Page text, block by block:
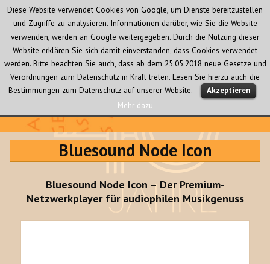
Audio Creativ
MENÜ
UND
Bluesound Node Icon
Bluesound Node Icon – Der Premium-
Netzwerkplayer für audiophilen Musikgenuss
Diese Website verwendet Cookies von Google, um Dienste bereitzustellen
und Zugriffe zu analysieren. Informationen darüber, wie Sie die Website
verwenden, werden an Google weitergegeben. Durch die Nutzung dieser
Website erklären Sie sich damit einverstanden, dass Cookies verwendet
werden. Bitte beachten Sie auch, dass ab dem 25.05.2018 neue Gesetze und
Verordnungen zum Datenschutz in Kraft treten. Lesen Sie hierzu auch die
Bestimmungen zum Datenschutz auf unserer Website.
Akzeptieren
Mehr dazu